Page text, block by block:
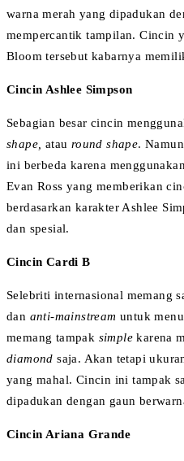
warna merah yang dipadukan
mempercantik tampilan. Cincin
Bloom tersebut kabarnya
Cincin Ashlee Simpson
Sebagian besar cincin
shape, atau round shape.
ini berbeda karena
Evan Ross yang memberikan
berdasarkan karakter Ashlee
dan spesial.
Cincin Cardi B
Selebriti internasional memang
dan anti-mainstreamuntuk
memang tampak simplekarena
diamondsaja. Akan tetapi
yang mahal. Cincin ini tampak
dipadukan dengan gaun
Cincin Ariana Grande